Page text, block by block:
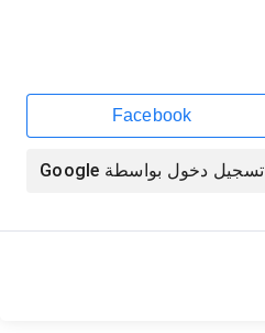
Facebook
تسجيل دخول بواسطة Google